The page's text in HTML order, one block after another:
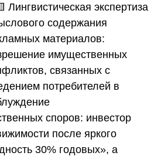
споров: инвестор
после яркого
30% годовых», а